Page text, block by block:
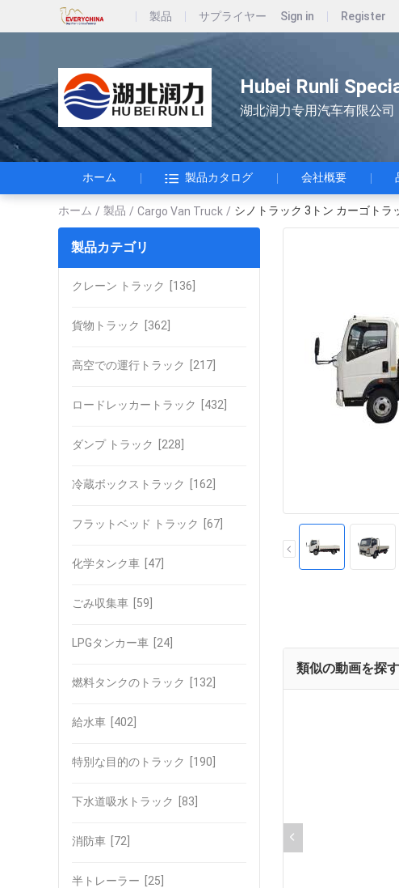
製品 サプライヤー Sign in Register
Hubei Runli
湖北润力专用汽车有限公司
ホーム 製品カタログ 会社概要
ホーム / 製品 / Cargo Van Truck / シノトラック 3トン カーゴトラ
製品カテゴリ
クレーン トラック [136]
貨物トラック [362]
高空での運行トラック [217]
ロードレッカートラック [432]
ダンプ トラック [228]
冷蔵ボックストラック [162]
フラットベッド トラック [67]
化学タンク車 [47]
ごみ収集車 [59]
LPGタンカー車 [24]
燃料タンクのトラック [132]
給水車 [402]
特別な目的のトラック [190]
下水道吸水トラック [83]
消防車 [72]
半トレーラー [25]
類似の動画を探す